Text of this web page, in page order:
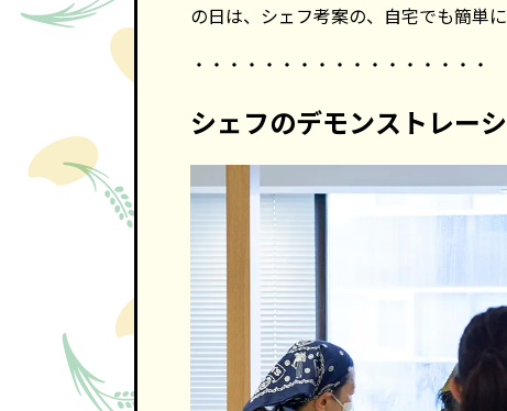
の日は、シェフ考案の、自宅でも簡単
・・・・・・・・・・・・・・・・・
シェフのデモンストレー